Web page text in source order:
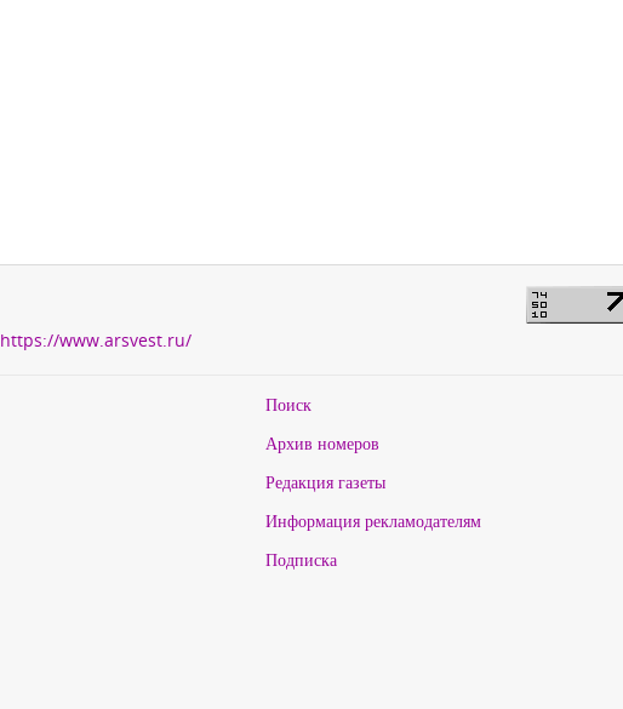
https://www.arsvest.ru/
Поиск
Архив номеров
Редакция газеты
Информация рекламодателям
Подписка